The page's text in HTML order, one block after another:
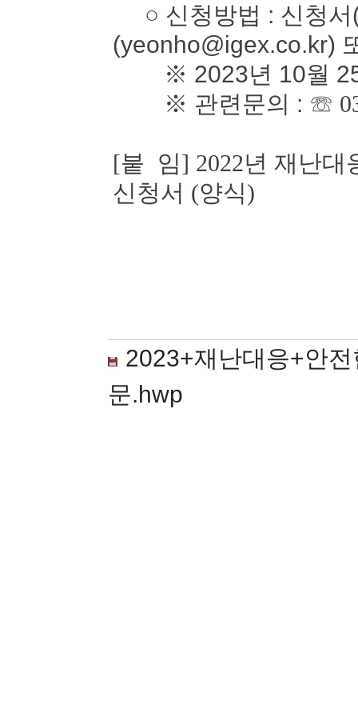
○ 신청방법 : 신청서
(yeonho@igex.co.kr)
※ 2023년 10월 25
※ 관련문의 : ☏
[붙 임] 2022년 재난대
신청서 (양식)
2023+재난대응+안
문.hwp